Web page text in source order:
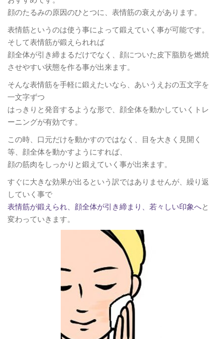
顔のたるみの原因のひとつに、表情筋の衰えがあります。
表情筋というのは使う事によって鍛えていく事が可能です。
そして表情筋が鍛えられれば
顔全体が引き締まるだけでなく、顔についた皮下脂肪を燃焼
させやすい状態を作る事が出来ます。
そんな表情筋を手軽に鍛えたいなら、あいうえおの五文字を
一文字ずつ
はっきりと発音するような形で、顔全体を動かしていくトレ
ーニングが有効です。
この時、口元だけを動かすのではなく、目を大きく見開く
等、顔全体を動かすようにすれば、
顔の筋肉をしっかりと鍛えていく事が出来ます。
すぐに大きな効果が出るという訳ではありませんが、繰り返
していく事で
表情筋が鍛えられ、顔全体が引き締まり、若々しい印象へと
変わっていきます。